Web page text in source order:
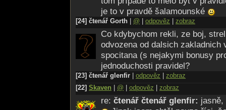
je to v pravdě šalamounské
[24] čtenář Gorth @ odpověz zobraz
Co kdybychom rekli, ze boj,
odvozena od dalsich zakladnich
spocitana (s nejakymi bonusy
jednoduchosti pravidel?
[23] čtenář glenfir odpověz zobraz
[22] Skaven @ odpověz zobraz
re: čtenář čtenář glenfir: